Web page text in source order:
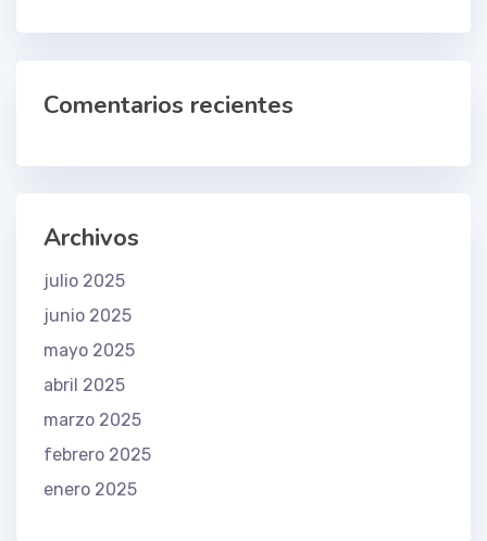
Comentarios recientes
Archivos
julio 2025
junio 2025
mayo 2025
abril 2025
marzo 2025
febrero 2025
enero 2025